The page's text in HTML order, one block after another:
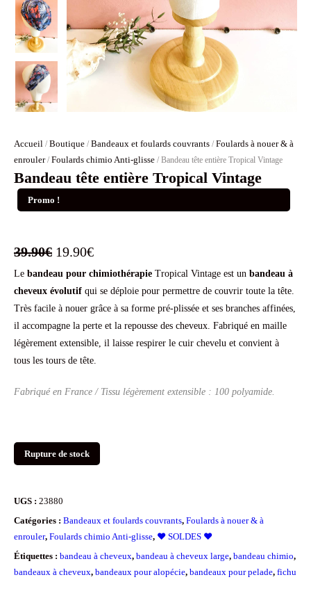
Accueil / Boutique / Bandeaux et foulards couvrants / Foulards à nouer & à
enrouler/ Foulards chimio Anti-glisse / Bandeau tête entière Tropical Vintage
Bandeau tête entière Tropical Vintage
Promo !
39.90€ Le
prix
initial
était :
39.90€.
19.90€Le
prix
actuel
est :
19.90€.
Le bandeau pour chimiothérapie Tropical Vintage est un bandeau à
cheveux évolutif qui se déploie pour permettre de couvrir toute la tête.
Très facile à nouer grâce à sa forme pré-plissée et ses branches affinées,
il accompagne la perte et la repousse des cheveux. Fabriqué en maille
légèrement extensible, il laisse respirer le cuir chevelu et convient à
tous les tours de tête.
Fabriqué en France / Tissu légèrement extensible : 100 polyamide.
Rupture de stock
UGS : 23880
Catégories : Bandeaux et foulards couvrants, Foulards à nouer & à
enrouler, Foulards chimio Anti-glisse, ❤️ SOLDES ❤️
Étiquettes : bandeau à cheveux, bandeau à cheveux large, bandeau chimio,
bandeaux à cheveux, bandeaux pour alopécie, bandeaux pour pelade, fichu